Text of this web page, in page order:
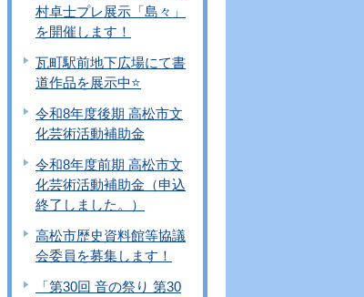
村卓士プレ展示「島々」
を開催します！
瓦町駅前地下広場にて書
道作品を展示中⭐
令和8年度後期 高松市文
化芸術活動補助金
令和8年度前期 高松市文
化芸術活動補助金（申込
終了しました。）
高松市歴史資料館等協議
会委員を募集します！
「第30回 音の祭り 第30